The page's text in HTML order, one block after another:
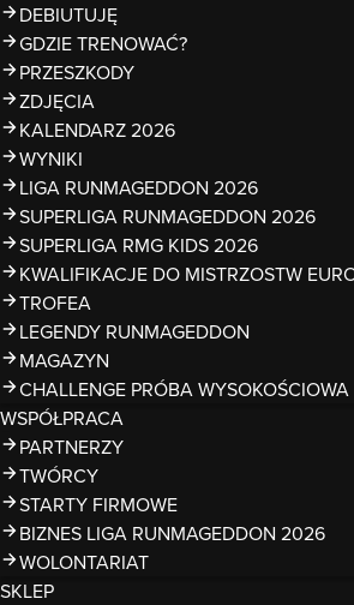
DEBIUTUJĘ
GDZIE TRENOWAĆ?
PRZESZKODY
ZDJĘCIA
KALENDARZ 2026
WYNIKI
LIGA RUNMAGEDDON 2026
SUPERLIGA RUNMAGEDDON 2026
SUPERLIGA RMG KIDS 2026
KWALIFIKACJE DO MISTRZOSTW
TROFEA
LEGENDY RUNMAGEDDON
MAGAZYN
CHALLENGE PRÓBA WYSOKOŚCIOWA
WSPÓŁPRACA
PARTNERZY
TWÓRCY
STARTY FIRMOWE
BIZNES LIGA RUNMAGEDDON 2026
WOLONTARIAT
SKLEP